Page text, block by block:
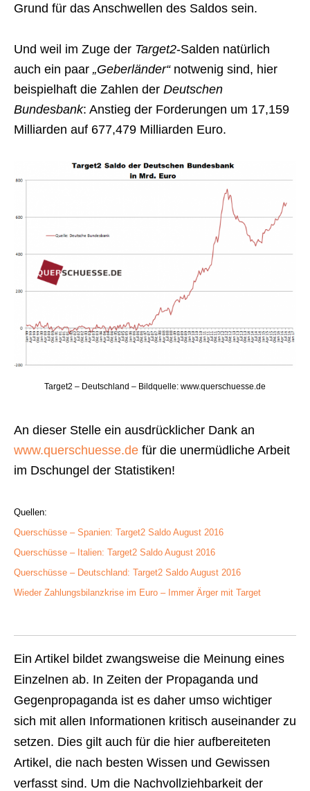
Grund für das Anschwellen des Saldos sein.
Und weil im Zuge der Target2-Salden natürlich
auch ein paar „Geberländer“notwenig sind, hier
beispielhaft die Zahlen der Deutschen
Bundesbank: Anstieg der Forderungen um 17,159
Milliarden auf 677,479 Milliarden Euro.
Target2 – Deutschland – Bildquelle: www.querschuesse.de
An dieser Stelle ein ausdrücklicher Dank an
www.querschuesse.de für die unermüdliche Arbeit
im Dschungel der Statistiken!
Quellen:
Querschüsse – Spanien: Target2 Saldo August 2016
Querschüsse – Italien: Target2 Saldo August 2016
Querschüsse – Deutschland: Target2 Saldo August 2016
Wieder Zahlungsbilanzkrise im Euro – Immer Ärger mit Target
Ein Artikel bildet zwangsweise die Meinung eines
Einzelnen ab. In Zeiten der Propaganda und
Gegenpropaganda ist es daher umso wichtiger
sich mit allen Informationen kritisch auseinander zu
setzen. Dies gilt auch für die hier aufbereiteten
Artikel, die nach besten Wissen und Gewissen
verfasst sind. Um die Nachvollziehbarkeit der